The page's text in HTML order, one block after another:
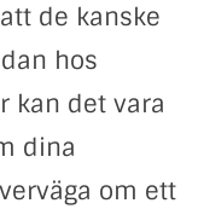
de kanske
hos
kan det vara
dina
om ett